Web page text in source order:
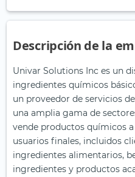
Descripción de la
Univar Solutions Inc es un
ingredientes químicos
un proveedor de servicios
una amplia gama de
vende productos químicos
usuarios finales, incluidos
ingredientes alimentarios,
ingredientes y productos